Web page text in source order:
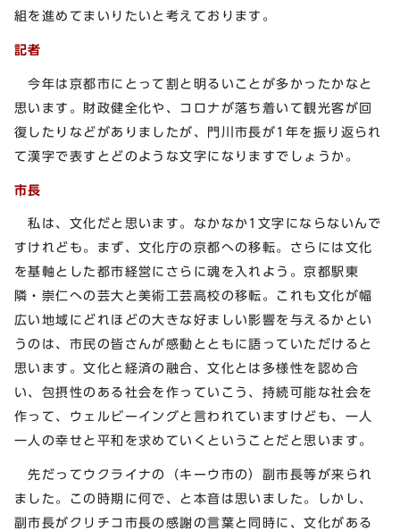
組を進めてまいりたいと考えております。
記者
今年は京都市にとって割と明るいことが多かったかなと
思います。財政健全化や、コロナが落ち着いて観光客が回
復したりなどがありましたが、門川市長が1年を振り返られ
て漢字で表すとどのような文字になりますでしょうか。
市長
私は、文化だと思います。なかなか1文字にならないんで
すけれども。まず、文化庁の京都への移転。さらには文化
を基軸とした都市経営にさらに魂を入れよう。京都駅東
隣・崇仁への芸大と美術工芸高校の移転。これも文化が幅
広い地域にどれほどの大きな好ましい影響を与えるかとい
うのは、市民の皆さんが感動とともに語っていただけると
思います。文化と経済の融合、文化とは多様性を認め合
い、包摂性のある社会を作っていこう、持続可能な社会を
作って、ウェルビーイングと言われていますけども、一人
一人の幸せと平和を求めていくということだと思います。
先だってウクライナの（キーウ市の）副市長等が来られ
ました。この時期に何で、と本音は思いました。しかし、
副市長がクリチコ市長の感謝の言葉と同時に、文化がある